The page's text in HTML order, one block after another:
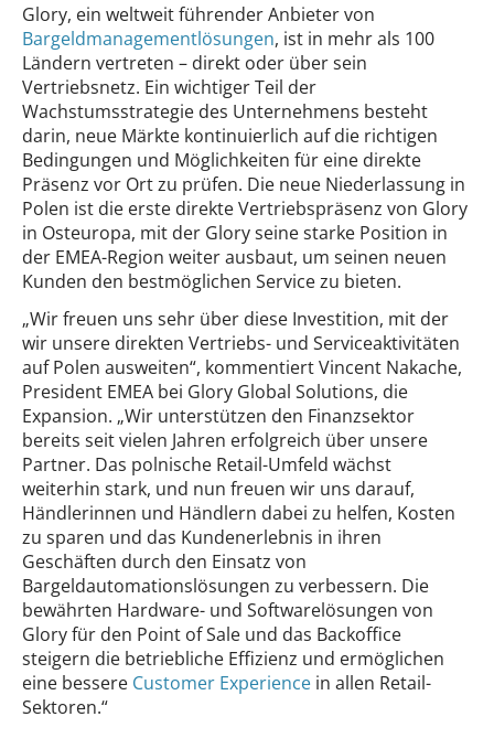
Glory, ein weltweit führender Anbieter von
Bargeldmanagementlösungen, ist in mehr als 100
Ländern vertreten – direkt oder über sein
Vertriebsnetz. Ein wichtiger Teil der
Wachstumsstrategie des Unternehmens besteht
darin, neue Märkte kontinuierlich auf die richtigen
Bedingungen und Möglichkeiten für eine direkte
Präsenz vor Ort zu prüfen. Die neue Niederlassung in
Polen ist die erste direkte Vertriebspräsenz von Glory
in Osteuropa, mit der Glory seine starke Position in
der EMEA-Region weiter ausbaut, um seinen neuen
Kunden den bestmöglichen Service zu bieten.
„Wir freuen uns sehr über diese Investition, mit der
wir unsere direkten Vertriebs- und Serviceaktivitäten
auf Polen ausweiten“, kommentiert Vincent Nakache,
President EMEA bei Glory Global Solutions, die
Expansion. „Wir unterstützen den Finanzsektor
bereits seit vielen Jahren erfolgreich über unsere
Partner. Das polnische Retail-Umfeld wächst
weiterhin stark, und nun freuen wir uns darauf,
Händlerinnen und Händlern dabei zu helfen, Kosten
zu sparen und das Kundenerlebnis in ihren
Geschäften durch den Einsatz von
Bargeldautomationslösungen zu verbessern. Die
bewährten Hardware- und Softwarelösungen von
Glory für den Point of Sale und das Backoffice
steigern die betriebliche Effizienz und ermöglichen
eine bessere Customer Experience in allen Retail-
Sektoren.“